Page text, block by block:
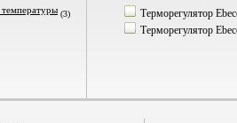
(3)
Терморегулятор
Терморегулятор